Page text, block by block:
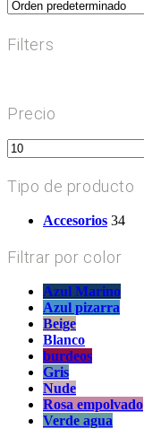
Filters
Precio
Precio
mínimo
Tipo de producto
Accesorios 34
Filtrar por color
Azul Marino
Azul pizarra
Beige
Blanco
burdeos
Gris
Nude
Rosa empolvado
Verde agua